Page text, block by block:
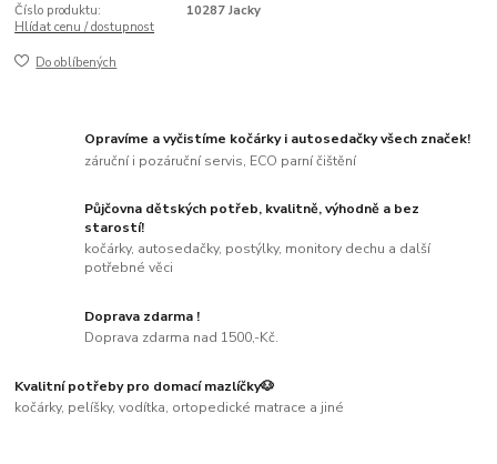
Číslo produktu:
10287 Jacky
Hlídat cenu / dostupnost
Do oblíbených
Opravíme a vyčistíme kočárky i autosedačky všech značek!
záruční i pozáruční servis, ECO parní čištění
Půjčovna dětských potřeb, kvalitně, výhodně a bez
starostí!
kočárky, autosedačky, postýlky, monitory dechu a další
potřebné věci
Doprava zdarma !
Doprava zdarma nad 1500,-Kč.
Kvalitní potřeby pro domací mazlíčky🐶
kočárky, pelíšky, vodítka, ortopedické matrace a jiné